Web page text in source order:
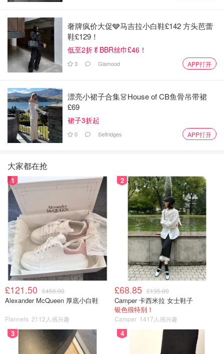
奢牌疯价大促🩶马吉拉小白鞋£142 方头芭蕾
鞋£129！
低至2折🥬BBR丝巾£46！
3 Glamood APP打开
漂亮小裙子合集👗House of CB鱼骨吊带裙
£69
裙子3折起
0 Selfridges APP打开
大家都在抢
1
£121.50 £450.00
Alexander McQueen 厚底小白鞋
Flannels 2112人感兴趣
2
£68.85 £135.00
Camper 卡西米拉 女士鞋子
银色很特别！
Camper 1417人感兴趣
3 4